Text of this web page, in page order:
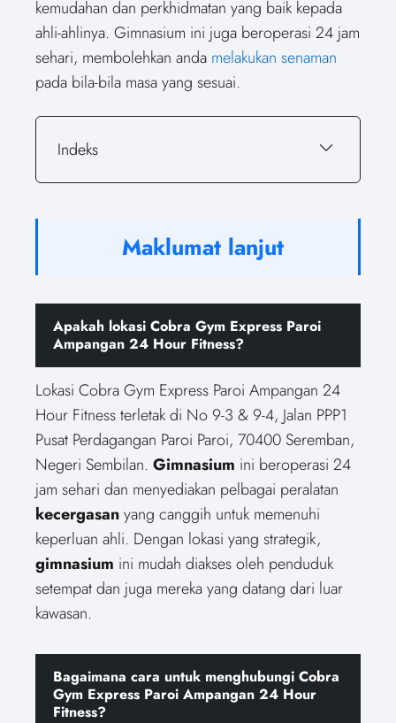
kemudahan dan perkhidmatan yang baik kepada
ahli-ahlinya. Gimnasium ini juga beroperasi 24 jam
sehari, membolehkan anda melakukan senaman
pada bila-bila masa yang sesuai.
Indeks
Maklumat lanjut
Apakah lokasi Cobra Gym Express Paroi
Ampangan 24 Hour Fitness?
Lokasi Cobra Gym Express Paroi Ampangan 24
Hour Fitness terletak di No 9-3 & 9-4, Jalan PPP1
Pusat Perdagangan Paroi Paroi, 70400 Seremban,
Negeri Sembilan. Gimnasium ini beroperasi 24
jam sehari dan menyediakan pelbagai peralatan
kecergasanyang canggih untuk memenuhi
keperluan ahli. Dengan lokasi yang strategik,
gimnasium ini mudah diakses oleh penduduk
setempat dan juga mereka yang datang dari luar
kawasan.
Bagaimana cara untuk menghubungi Cobra
Gym Express Paroi Ampangan 24 Hour
Fitness?